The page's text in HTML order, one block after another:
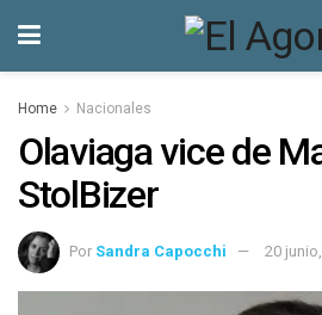
Home Nacionales
Olaviaga vice de
StolBizer
Por Sandra Capocchi 20